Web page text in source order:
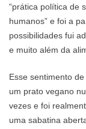
“prática política de
humanos” e foi a
possibilidades fui
e muito além da
Esse sentimento
um prato vegano
vezes e foi
uma sabatina